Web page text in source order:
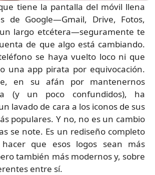
tiene la pantalla del móvil llena
de Google—Gmail, Drive, Fotos,
largo etcétera—seguramente te
de que algo está cambiando.
se haya vuelto loco ni que
una app pirata por equivocación.
en su afán por mantenernos
(y un poco confundidos), ha
lavado de cara a los iconos de sus
populares. Y no, no es un cambio
se note. Es un rediseño completo
que esos logos sean más
también más modernos y, sobre
entre sí.